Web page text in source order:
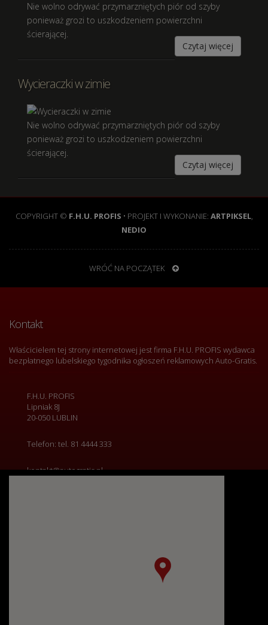
Nie wolno odrywać przymarzniętych piór od szyby
ponieważ grozi to uszkodzeniem powierzchni
ścierającej.
Czytaj więcej
Wycieraczki w zimie
Nie wolno odrywać przymarzniętych piór od szyby
ponieważ grozi to uszkodzeniem powierzchni
ścierającej.
Czytaj więcej
COPYRIGHT © F.H.U. PROFIS • PROJEKT I WYKONANIE: ARTPIKSEL,
NEDIO
WRÓĆ NA POCZĄTEK
Kontakt
Właścicielem tej strony internetowej jest firma F.H.U. PROFIS wydawca
bezpłatnego lubelskiego tygodnika ogłoszeń reklamowych Auto-Gratis.
F.H.U. PROFIS
Lipniak 8J
20-050 LUBLIN
Telefon: tel. 81 4444 333
kontakt@autogratis.pl